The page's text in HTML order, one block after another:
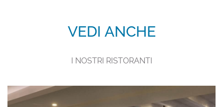
VEDI ANCHE
I NOSTRI RISTORANTI